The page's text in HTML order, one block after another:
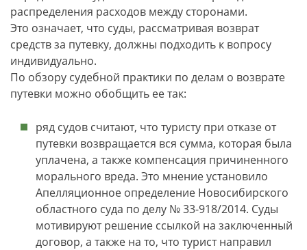
распределения расходов между сторонами.
Это означает, что суды, рассматривая возврат
средств за путевку, должны подходить к вопросу
индивидуально.
По обзору судебной практики по делам о возврате
путевки можно обобщить ее так:
ряд судов считают, что туристу при отказе от
путевки возвращается вся сумма, которая была
уплачена, а также компенсация причиненного
морального вреда. Это мнение установило
Апелляционное определение Новосибирского
областного суда по делу № 33-918/2014. Суды
мотивируют решение ссылкой на заключенный
договор, а также на то, что турист направил